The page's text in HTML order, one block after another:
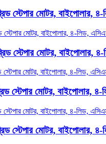
স্টেপার মোটর, বাইপোলার,
স্টেপার মোটর, বাইপোলার,
স্টেপার মোটর, বাইপোলার, ৪-
স্টেপার মোটর, বাইপোলার, ৪-